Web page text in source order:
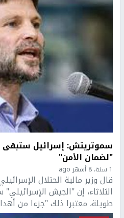
سموتريتش: إسرائيل ستبقى
"لضمان الأمن"
1 سنة، 8 أشهر ago
قال وزير مالية الحتلال
الثلاثاء، إن "الجيش
طويلة، معتبرا ذلك "جزءا من